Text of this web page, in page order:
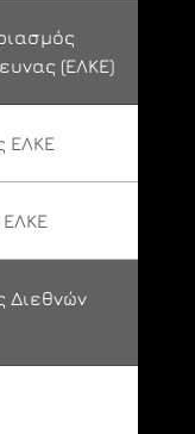
(ΕΛΚΕ)
ΕΛΚΕ
Διεθνών